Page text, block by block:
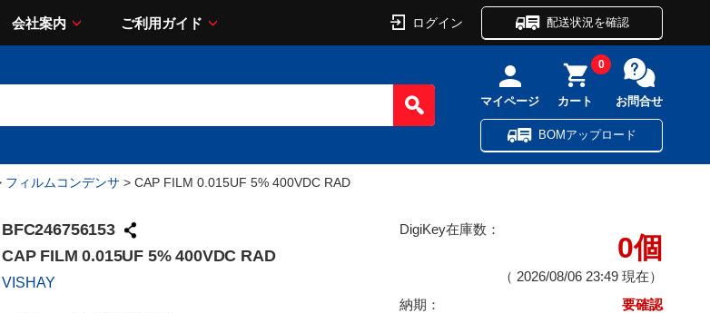
会社案内 ご利用ガイド ログイン 配送状況を確認
マイページ カート
0
お問合せ
BOMアップロード
フィルムコンデンサ > CAP FILM 0.015UF 5% 400VDC RAD
BFC246756153
CAP FILM 0.015UF 5% 400VDC RAD
VISHAY
DigiKey在庫数：
0個
（ 2026/08/06 23:49 現在）
納期：
要確認